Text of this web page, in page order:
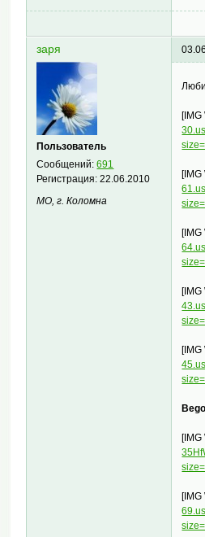
заря
Пользователь
Сообщений:691
Регистрация:22.06.2010
МО, г. Коломна
[IMG
[IMG
[IMG
[IMG
[IMG
[IMG
[IMG